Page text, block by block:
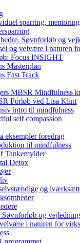
sparring,
Søvnforløb og
og velvære i naturen
Focus INSIGHT
Masterplan
Fast Track
MBSR Mindfulness
Forløb ved Lisa Klint
intro til mindfulness
self compassion
eksempler foredrag
til mindfulness
Tankemylder
Detox
og
Søvnforløb og vejledning
i naturen for
programmet